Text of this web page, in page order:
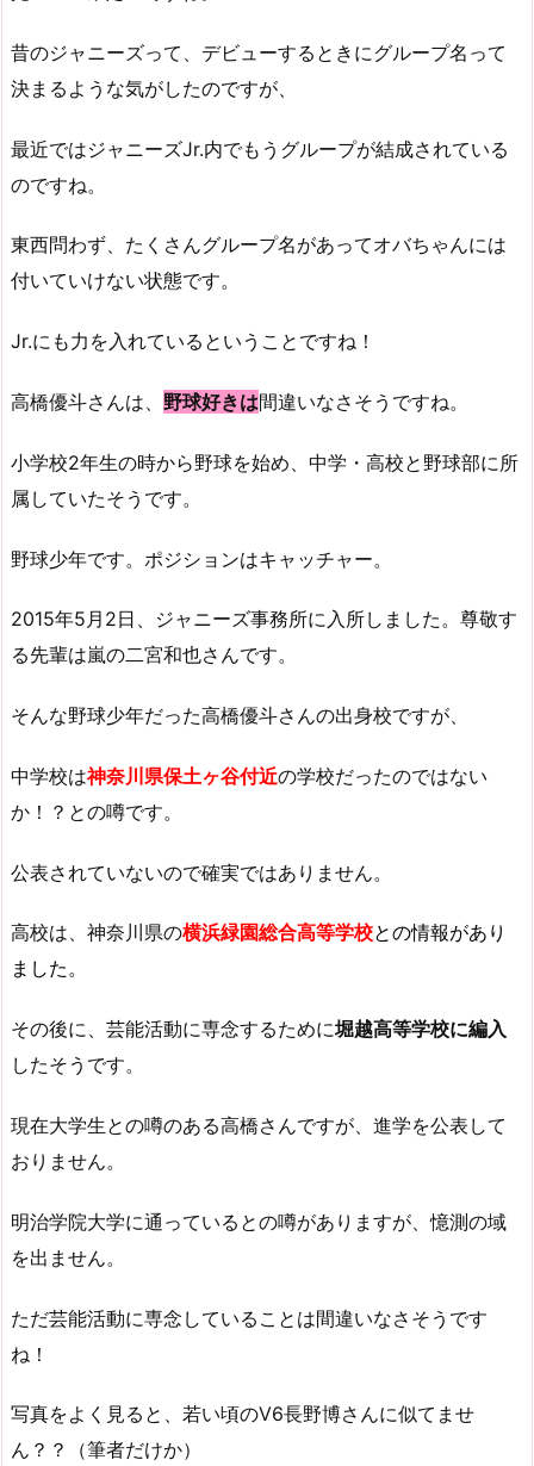
昔のジャニーズって、デビューするときにグループ名って
決まるような気がしたのですが、
最近ではジャニーズJr.内でもうグループが結成されている
のですね。
東西問わず、たくさんグループ名があってオバちゃんには
付いていけない状態です。
Jr.にも力を入れているということですね！
高橋優斗さんは、 野球好きは間違いなさそうですね。
小学校2年生の時から野球を始め、中学・高校と野球部に所
属していたそうです。
野球少年です。ポジションはキャッチャー。
2015年5月2日、ジャニーズ事務所に入所しました。尊敬す
る先輩は嵐の二宮和也さんです。
そんな野球少年だった高橋優斗さんの出身校ですが、
中学校は神奈川県保土ヶ谷付近の学校だったのではない
か！？との噂です。
公表されていないので確実ではありません。
高校は、神奈川県の横浜緑園総合高等学校との情報があり
ました。
その後に、芸能活動に専念するために堀越高等学校に編入
したそうです。
現在大学生との噂のある高橋さんですが、進学を公表して
おりません。
明治学院大学に通っているとの噂がありますが、憶測の域
を出ません。
ただ芸能活動に専念していることは間違いなさそうです
ね！
写真をよく見ると、若い頃のV6長野博さんに似てませ
ん？？（筆者だけか）